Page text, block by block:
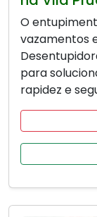
O
vazamentos
para
rapidez e